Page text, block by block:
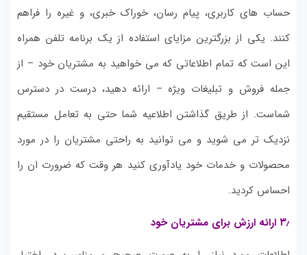
حساب های کاربری، پیام رسان، خوراک خبری، و غیره را فراهم
کنند. یکی از بزرگترین مزایای استفاده از یک برنامه تلفن همراه
این است که تمام اطلاعاتی که می خواهید به مشتریان خود – از
جمله فروش و تبلیغات ویژه – ارائه دهید، درست در دسترس
شماست. از طریق گذاشتن اطلاعیه شما حتی به تعامل مستقیم
نزدیک تر می شوید و می توانید به راحتی مشتریان را در مورد
محصولات و خدمات خود یادآوری کنید هر وقت که ضرورت ان را
احساس کردید.
۳٫ ارائه ارزش برای مشتریان خود